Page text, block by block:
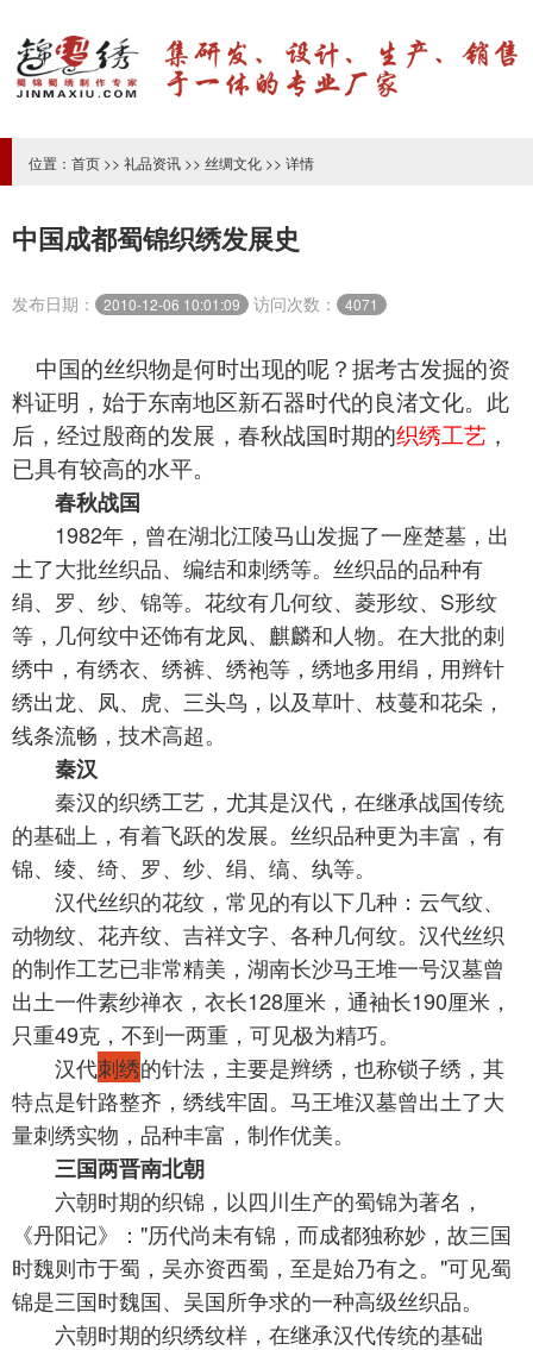
位置： 首页 >> 礼品资讯 >> 丝绸文化 >> 详情
中国成都蜀锦织绣发展史
发布日期： 2010-12-06 10:01:09 访问次数： 4071
中国的丝织物是何时出现的呢？据考古发掘的资
料证明，始于东南地区新石器时代的良渚文化。此
后，经过殷商的发展，春秋战国时期的织绣工艺 ，
已具有较高的水平。
春秋战国
1982年，曾在湖北江陵马山发掘了一座楚墓，出
土了大批丝织品、编结和刺绣等。丝织品的品种有
绢、罗、纱、锦等。花纹有几何纹、菱形纹、S形纹
等，几何纹中还饰有龙凤、麒麟和人物。在大批的刺
绣中，有绣衣、绣裤、绣袍等，绣地多用绢，用辫针
绣出龙、凤、虎、三头鸟，以及草叶、枝蔓和花朵，
线条流畅，技术高超。
秦汉
秦汉的织绣工艺，尤其是汉代，在继承战国传统
的基础上，有着飞跃的发展。丝织品种更为丰富，有
锦、绫、绮、罗、纱、绢、缟、纨等。
汉代丝织的花纹，常见的有以下几种：云气纹、
动物纹、花卉纹、吉祥文字、各种几何纹。汉代丝织
的制作工艺已非常精美，湖南长沙马王堆一号汉墓曾
出土一件素纱禅衣，衣长128厘米，通袖长190厘米，
只重49克，不到一两重，可见极为精巧。
汉代刺绣的针法，主要是辫绣，也称锁子绣，其
特点是针路整齐，绣线牢固。马王堆汉墓曾出土了大
量刺绣实物，品种丰富，制作优美。
三国两晋南北朝
六朝时期的织锦，以四川生产的蜀锦为著名，
《丹阳记》："历代尚未有锦，而成都独称妙，故三国
时魏则市于蜀，吴亦资西蜀，至是始乃有之。"可见蜀
锦是三国时魏国、吴国所争求的一种高级丝织品。
六朝时期的织绣纹样，在继承汉代传统的基础